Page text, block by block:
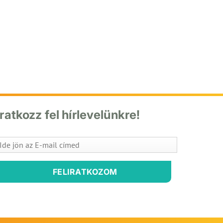
fel hírlevelünkre!
FELIRATKOZOM